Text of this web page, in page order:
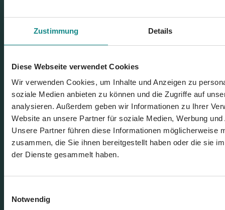
Zustimmung Details
Diese Webseite verwendet Cookies
Wir verwenden Cookies, um Inhalte und Anzeigen zu
soziale Medien anbieten zu können und die Zugriffe auf
analysieren. Außerdem geben wir Informationen zu Ihrer
Website an unsere Partner für soziale Medien, Werbung
Unsere Partner führen diese Informationen möglicherweise
zusammen, die Sie ihnen bereitgestellt haben oder die sie
der Dienste gesammelt haben.
Notwendig
Unser Angebot
Buchvertrieb
Self Publisher & Eigenverlag
Verlagsauslieferung